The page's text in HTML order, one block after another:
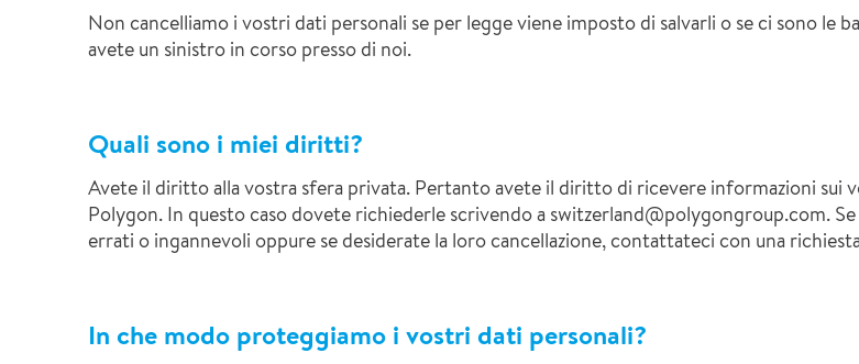
Non cancelliamo i vostri dati personali se per legge viene imposto di salvarli o se ci sono le
avete un sinistro in corso presso di noi.
Quali sono i miei diritti?
Avete il diritto alla vostra sfera privata. Pertanto avete il diritto di ricevere informazioni sui
Polygon. In questo caso dovete richiederle scrivendo a switzerland@polygongroup.com.
errati o ingannevoli oppure se desiderate la loro cancellazione, contattateci con una
In che modo proteggiamo i vostri dati personali?